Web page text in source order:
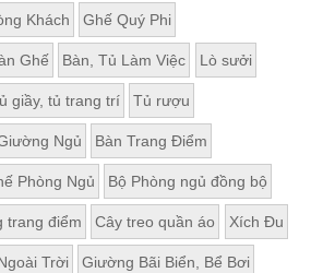
Khách Ghế Quý Phi
Ghế Bàn, Tủ Làm Việc Lò sưởi
giầy, tủ trang trí Tủ rượu
Ngủ Bàn Trang Điểm
Phòng Ngủ Bộ Phòng ngủ đồng bộ
trang điểm Cây treo quần áo Xích Đu
Trời Giường Bãi Biển, Bể Bơi